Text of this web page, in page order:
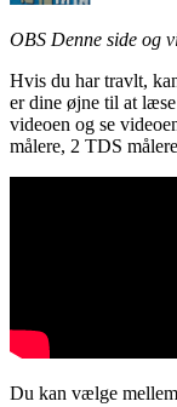
OBS Denne side og
Hvis du har travlt,
er dine øjne til at
videoen og se
målere, 2 TDS
Du kan vælge